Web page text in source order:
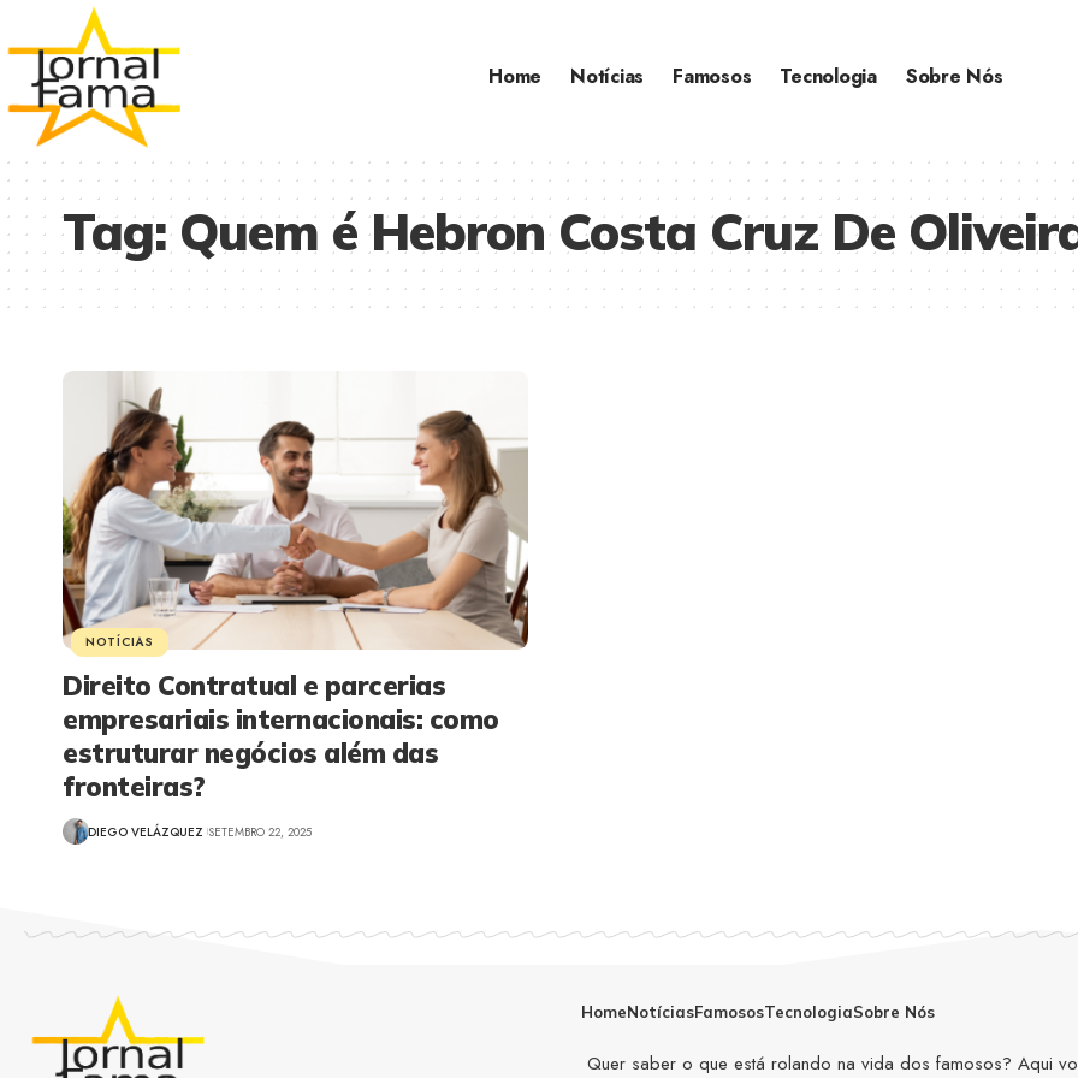
Home Notícias Famosos Tecnologia Sobre Nós
Tag:Quem é Hebron Costa Cruz De
NOTÍCIAS
Direito Contratual e parcerias
empresariais internacionais: como
estruturar negócios além das
fronteiras?
DIEGO VELÁZQUEZ SETEMBRO 22, 2025
HomeNotíciasFamososTecnologiaSobre Nós
Quer saber o que está rolando na vida dos famosos? Aqui